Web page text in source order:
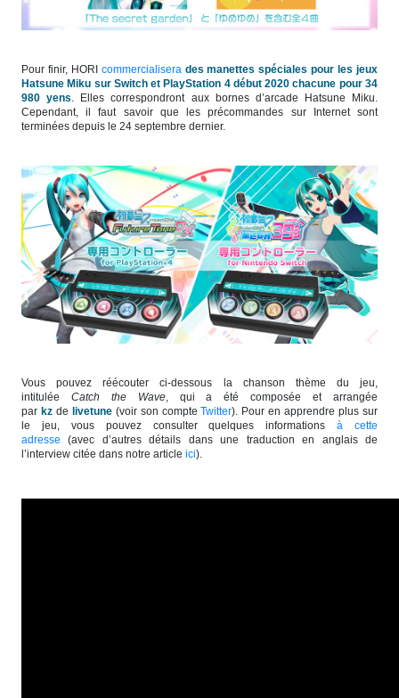
Pour finir, HORI commercialisera des manettes spéciales pour les jeux
Hatsune Miku sur Switch et PlayStation 4 début 2020 chacune pour 34
980 yens . Elles correspondront aux bornes d’arcade Hatsune Miku.
Cependant, il faut savoir que les précommandes sur Internet sont
terminées depuis le 24 septembre dernier.
Vous pouvez réécouter ci-dessous la chanson thème du jeu,
intitulée Catch the Wave, qui a été composée et arrangée
par kzde livetune(voir son compteTwitter). Pour en apprendre plus sur
le jeu, vous pouvez consulter quelques informationsà cette
adresse (avec d’autres détails dans une traduction en anglais de
l’interview citée dans notre article ici).